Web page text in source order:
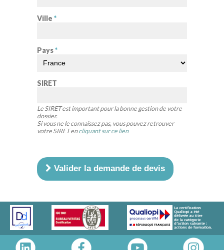
Ville *
Pays*
SIRET
Le SIRET est important pour la bonne gestion de votre
dossier.
Si vous ne le connaissez pas, vous pouvez retrouver
votre SIRET encliquant sur ce lien
Valider la demande de devis